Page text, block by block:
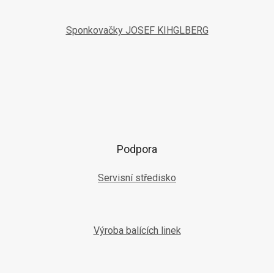
Sponkovačky JOSEF KIHGLBERG
Podpora
Servisní středisko
Výroba balících linek